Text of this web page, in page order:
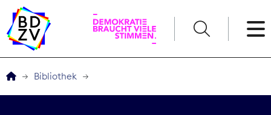
Bibliothek